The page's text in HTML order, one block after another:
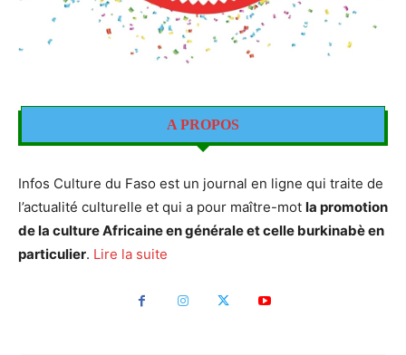
A PROPOS
Infos Culture du Faso est un journal en ligne qui traite de
l’actualité culturelle et qui a pour maître-mot la promotion
de la culture Africaine en générale et celle burkinabè en
particulier. Lire la suite